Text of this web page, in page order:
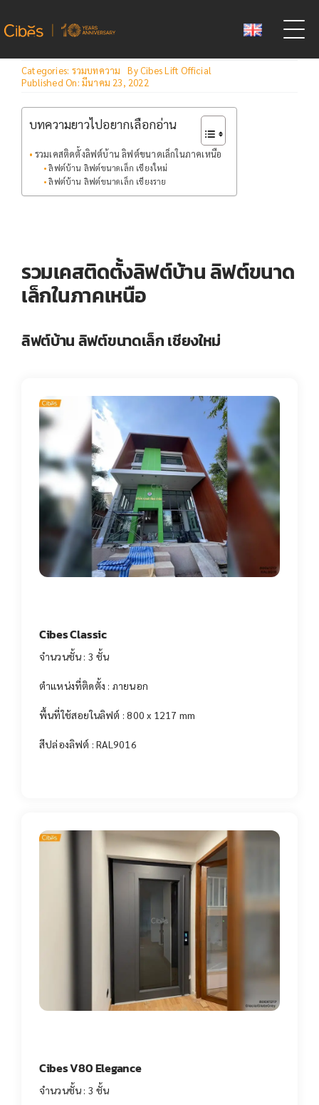
to
content
Categories: รวมบทความ ByCibes Lift Official
Published On: มีนาคม 23, 2022
บทความยาวไปอยากเลือกอ่าน
รวมเคสติดตั้งลิฟต์บ้าน ลิฟต์ขนาดเล็กในภาคเหนือ
ลิฟต์บ้าน ลิฟต์ขนาดเล็ก เชียงใหม่
ลิฟต์บ้าน ลิฟต์ขนาดเล็ก เชียงราย
รวมเคสติดตั้งลิฟต์บ้าน ลิฟต์ขนาด
เล็กในภาคเหนือ
ลิฟต์บ้าน ลิฟต์ขนาดเล็ก เชียงใหม่
Cibes Classic
จำนวนชั้น : 3 ชั้น
ตำแหน่งที่ติดตั้ง : ภายนอก
พื้นที่ใช้สอยในลิฟต์ : 800 x 1217 mm
สีปล่องลิฟต์ : RAL9016
Cibes V80 Elegance
จำนวนชั้น : 3 ชั้น